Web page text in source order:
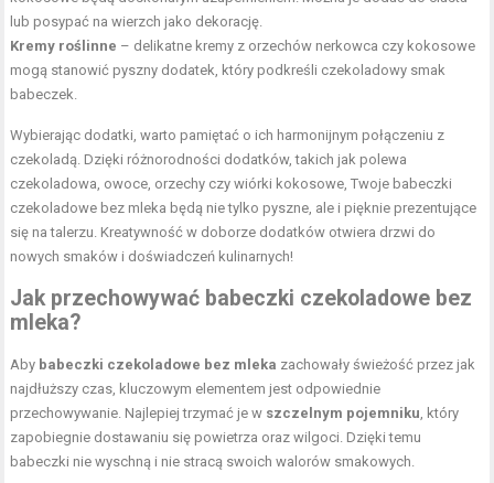
lub posypać na wierzch jako dekorację.
Kremy roślinne – delikatne kremy z orzechów nerkowca czy kokosowe
mogą stanowić pyszny dodatek, który podkreśli czekoladowy smak
babeczek.
Wybierając dodatki, warto pamiętać o ich harmonijnym połączeniu z
czekoladą. Dzięki różnorodności dodatków, takich jak polewa
czekoladowa, owoce, orzechy czy wiórki kokosowe, Twoje babeczki
czekoladowe bez mleka będą nie tylko pyszne, ale i pięknie prezentujące
się na talerzu. Kreatywność w doborze dodatków otwiera drzwi do
nowych smaków i doświadczeń kulinarnych!
Jak przechowywać babeczki czekoladowe bez
mleka?
Aby babeczki czekoladowe bez mleka zachowały świeżość przez jak
najdłuższy czas, kluczowym elementem jest odpowiednie
przechowywanie. Najlepiej trzymać je w szczelnym pojemniku, który
zapobiegnie dostawaniu się powietrza oraz wilgoci. Dzięki temu
babeczki nie wyschną i nie stracą swoich walorów smakowych.